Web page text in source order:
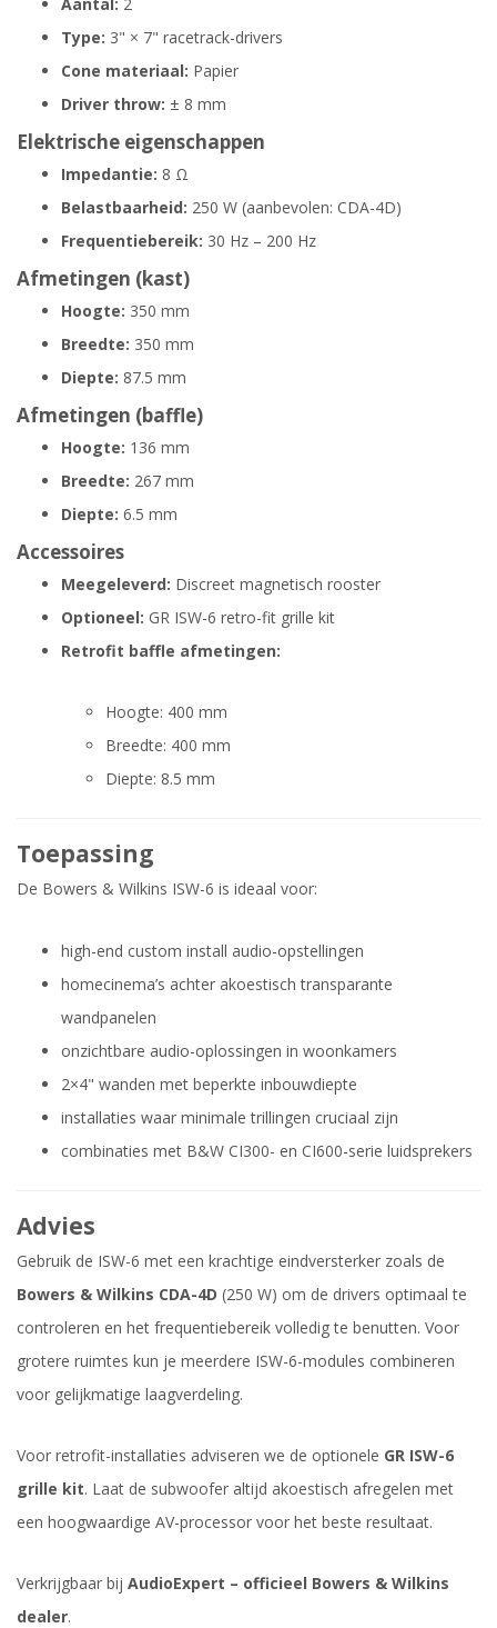
Type: 3" × 7" racetrack-drivers
Cone materiaal: Papier
Driver throw: ± 8 mm
Elektrische eigenschappen
Impedantie: 8 Ω
Belastbaarheid: 250 W (aanbevolen: CDA-4D)
Frequentiebereik: 30 Hz – 200 Hz
Afmetingen (kast)
Hoogte: 350 mm
Breedte: 350 mm
Diepte: 87.5 mm
Afmetingen (baffle)
Hoogte: 136 mm
Breedte: 267 mm
Diepte: 6.5 mm
Accessoires
Meegeleverd: Discreet magnetisch rooster
Optioneel: GR ISW-6 retro-fit grille kit
Retrofit baffle afmetingen:
Hoogte: 400 mm
Breedte: 400 mm
Diepte: 8.5 mm
Toepassing
De Bowers & Wilkins ISW-6 is ideaal voor:
high-end custom install audio-opstellingen
homecinema’s achter akoestisch transparante
wandpanelen
onzichtbare audio-oplossingen in woonkamers
2×4" wanden met beperkte inbouwdiepte
installaties waar minimale trillingen cruciaal zijn
combinaties met B&W CI300- en CI600-serie luidsprekers
Advies
Gebruik de ISW-6 met een krachtige eindversterker zoals de
Bowers & Wilkins CDA-4D (250 W) om de drivers optimaal te
controleren en het frequentiebereik volledig te benutten. Voor
grotere ruimtes kun je meerdere ISW-6-modules combineren
voor gelijkmatige laagverdeling.
Voor retrofit-installaties adviseren we de optionele GR ISW-6
grille kit. Laat de subwoofer altijd akoestisch afregelen met
een hoogwaardige AV-processor voor het beste resultaat.
Verkrijgbaar bij AudioExpert – officieel Bowers & Wilkins
dealer.